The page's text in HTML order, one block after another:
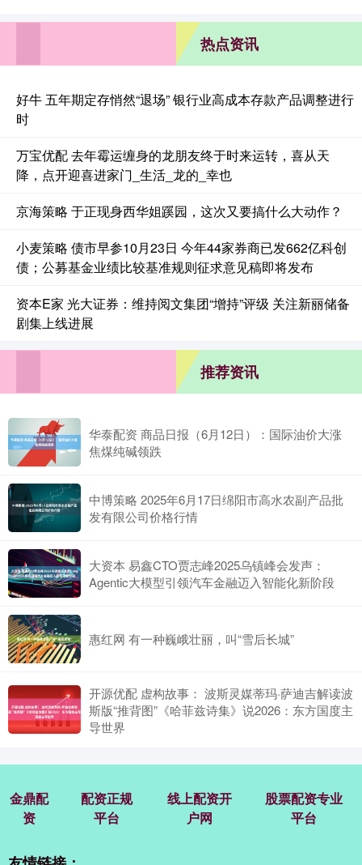
热点资讯
好牛 五年期定存悄然“退场” 银行业高成本存款产品调整进行
时
万宝优配 去年霉运缠身的龙朋友终于时来运转，喜从天
降，点开迎喜进家门_生活_龙的_幸也
京海策略 于正现身西华姐蹊园，这次又要搞什么大动作？
小麦策略 债市早参10月23日 今年44家券商已发662亿科创
债；公募基金业绩比较基准规则征求意见稿即将发布
资本E家 光大证券：维持阅文集团“增持”评级 关注新丽储备
剧集上线进展
推荐资讯
华泰配资 商品日报（6月12日）：国际油价大涨
焦煤纯碱领跌
中博策略 2025年6月17日绵阳市高水农副产品批
发有限公司价格行情
大资本 易鑫CTO贾志峰2025乌镇峰会发声：
Agentic大模型引领汽车金融迈入智能化新阶段
惠红网 有一种巍峨壮丽，叫“雪后长城”
开源优配 虚构故事： 波斯灵媒蒂玛·萨迪吉解读波
斯版“推背图”《哈菲兹诗集》说2026：东方国度主
导世界
金鼎配
资
配资正规
平台
线上配资开
户网
股票配资专业
平台